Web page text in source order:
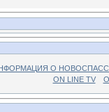
О
ON LINE TV